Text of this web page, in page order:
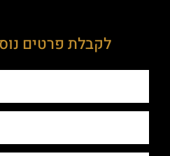
לקבלת פרטים